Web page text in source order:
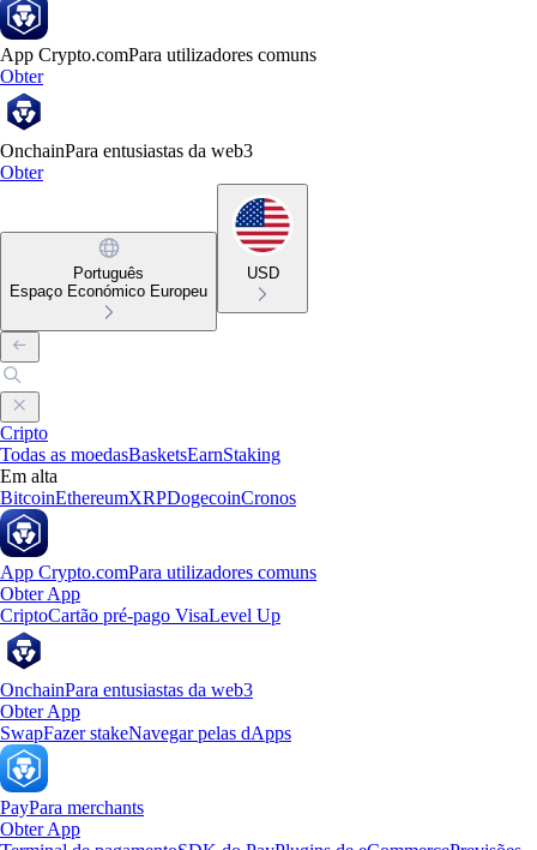
App Crypto.comPara utilizadores comuns
Obter
OnchainPara entusiastas da web3
Obter
Português
Espaço Económico Europeu
USD
Cripto
Todas as moedasBasketsEarnStaking
Em alta
BitcoinEthereumXRPDogecoinCronos
App Crypto.comPara utilizadores comuns
Obter App
CriptoCartão pré-pago VisaLevel Up
OnchainPara entusiastas da web3
Obter App
SwapFazer stakeNavegar pelas dApps
PayPara merchants
Obter App